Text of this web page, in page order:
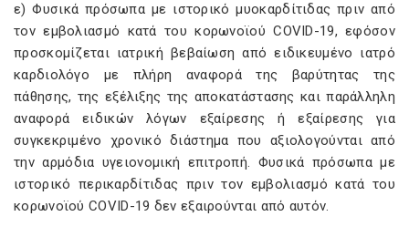
ε) Φυσικά πρόσωπα με ιστορικό μυοκαρδίτιδας πριν από
τον εμβολιασμό κατά του κορωνοϊού COVID-19, εφόσον
προσκομίζεται ιατρική βεβαίωση από ειδικευμένο ιατρό
καρδιολόγο με πλήρη αναφορά της βαρύτητας της
πάθησης, της εξέλιξης της αποκατάστασης και παράλληλη
αναφορά ειδικών λόγων εξαίρεσης ή εξαίρεσης για
συγκεκριμένο χρονικό διάστημα που αξιολογούνται από
την αρμόδια υγειονομική επιτροπή. Φυσικά πρόσωπα με
ιστορικό περικαρδίτιδας πριν τον εμβολιασμό κατά του
κορωνοϊού COVID-19 δεν εξαιρούνται από αυτόν.